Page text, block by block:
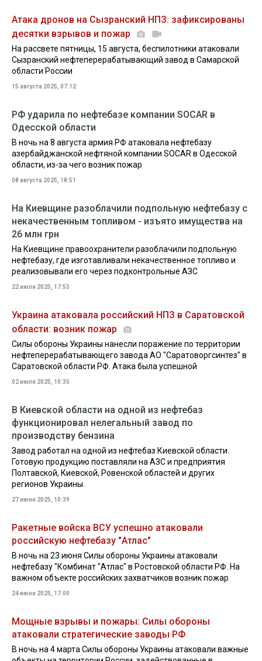
Атака дронов на Сызранский НПЗ: зафиксированы
десятки взрывов и пожар
На рассвете пятницы, 15 августа, беспилотники атаковали
Сызранский нефтеперерабатывающий завод в Самарской
области России
15 августа 2025, 07:12
РФ ударила по нефтебазе компании SOCAR в
Одесской области
В ночь на 8 августа армия РФ атаковала нефтебазу
азербайджанской нефтяной компании SOCAR в Одесской
области, из-за чего возник пожар
08 августа 2025, 18:51
На Киевщине разоблачили подпольную нефтебазу с
некачественным топливом - изъято имущества на
26 млн грн
На Киевщине правоохранители разоблачили подпольную
нефтебазу, где изготавливали некачественное топливо и
реализовывали его через подконтрольные АЗС
22 июля 2025, 17:53
Украина атаковала российский НПЗ в Саратовской
области: возник пожар
Силы обороны Украины нанесли поражение по территории
нефтеперерабатывающего завода АО "Саратоворгсинтез" в
Саратовской области РФ. Атака была успешной
02 июля 2025, 10:35
В Киевской области на одной из нефтебаз
функционировал нелегальный завод по
производству бензина
Завод работал на одной из нефтебаз Киевской области.
Готовую продукцию поставляли на АЗС и предприятия
Полтавской, Киевской, Ровенской областей и других
регионов Украины.
27 июня 2025, 10:39
Ракетные войска ВСУ успешно атаковали
российскую нефтебазу "Атлас"
В ночь на 23 июня Силы обороны Украины атаковали
нефтебазу "Комбинат "Атлас" в Ростовской области РФ. На
важном объекте российских захватчиков возник пожар
24 июня 2025, 17:00
Мощные взрывы и пожары: Силы обороны
атаковали стратегические заводы РФ
В ночь на 4 марта Силы обороны Украины атаковали важные